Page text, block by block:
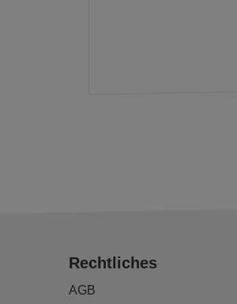
Rechtliches
AGB